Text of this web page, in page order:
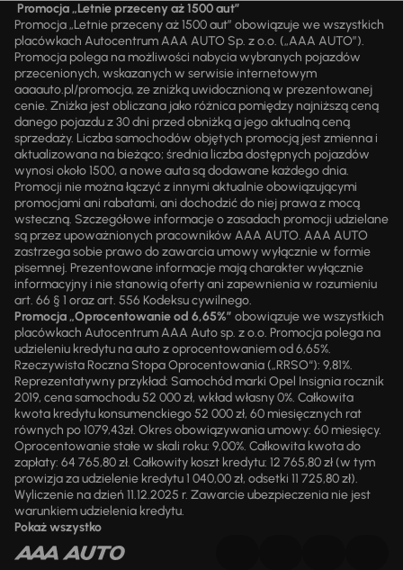
Promocja „Letnie przeceny aż 1500 aut”
Promocja „Letnie przeceny aż 1500 aut” obowiązuje we wszystkich
placówkach Autocentrum AAA AUTO Sp. z o.o. („AAA AUTO”).
Promocja polega na możliwości nabycia wybranych pojazdów
przecenionych, wskazanych w serwisie internetowym
aaaauto.pl/promocja, ze zniżką uwidocznioną w prezentowanej
cenie. Zniżka jest obliczana jako różnica pomiędzy najniższą ceną
danego pojazdu z 30 dni przed obniżką a jego aktualną ceną
sprzedaży. Liczba samochodów objętych promocją jest zmienna i
aktualizowana na bieżąco; średnia liczba dostępnych pojazdów
wynosi około 1500, a nowe auta są dodawane każdego dnia.
Promocji nie można łączyć z innymi aktualnie obowiązującymi
promocjami ani rabatami, ani dochodzić do niej prawa z mocą
wsteczną. Szczegółowe informacje o zasadach promocji udzielane
są przez upoważnionych pracowników AAA AUTO. AAA AUTO
zastrzega sobie prawo do zawarcia umowy wyłącznie w formie
pisemnej. Prezentowane informacje mają charakter wyłącznie
informacyjny i nie stanowią oferty ani zapewnienia w rozumieniu
art. 66 § 1 oraz art. 556 Kodeksu cywilnego.
Promocja „Oprocentowanie od 6,65%” obowiązuje we wszystkich
placówkach Autocentrum AAA Auto sp. z o.o. Promocja polega na
udzieleniu kredytu na auto z oprocentowaniem od 6,65%.
Rzeczywista Roczna Stopa Oprocentowania („RRSO“): 9,81%.
Reprezentatywny przykład: Samochód marki Opel Insignia rocznik
2019, cena samochodu 52 000 zł, wkład własny 0%. Całkowita
kwota kredytu konsumenckiego 52 000 zł, 60 miesięcznych rat
równych po 1079,43zł. Okres obowiązywania umowy: 60 miesięcy.
Oprocentowanie stałe w skali roku: 9,00%. Całkowita kwota do
zapłaty: 64 765,80 zł. Całkowity koszt kredytu: 12 765,80 zł (w tym
prowizja za udzielenie kredytu 1 040,00 zł, odsetki 11 725,80 zł).
Wyliczenie na dzień 11.12.2025 r. Zawarcie ubezpieczenia nie jest
warunkiem udzielenia kredytu.
Pokaż wszystko